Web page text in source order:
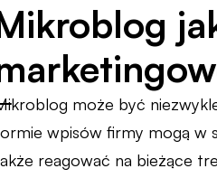
może być
wpisów firmy mogą w
reagować na bieżące